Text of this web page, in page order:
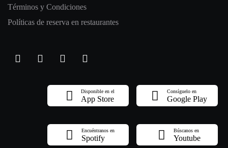
Términos y Condiciones
Políticas de reserva en restaurantes
Disponible en el
App Store
Consíguelo en
Google Play
Encuéntranos en
Spotify
Búscanos en
Youtube